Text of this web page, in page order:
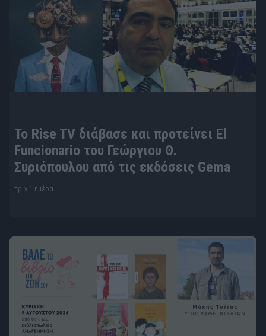
To Rise TV διάβασε και προτείνει El
Funcionario του Γεώργιου Θ.
Συριόπουλου από τις εκδόσεις Gema
πριν 1 ημέρα